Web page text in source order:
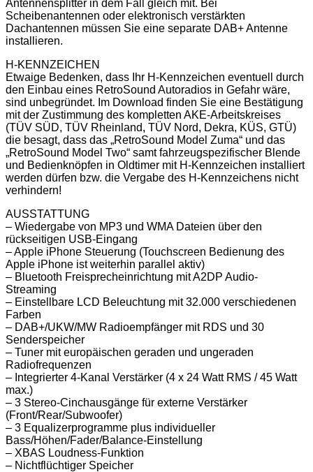
Antennensplitter in dem Fall gleich mit. Bei
Scheibenantennen oder elektronisch verstärkten
Dachantennen müssen Sie eine separate DAB+ Antenne
installieren.
H-KENNZEICHEN
Etwaige Bedenken, dass Ihr H-Kennzeichen eventuell durch
den Einbau eines RetroSound Autoradios in Gefahr wäre,
sind unbegründet. Im Download finden Sie eine Bestätigung
mit der Zustimmung des kompletten AKE-Arbeitskreises
(TÜV SÜD, TÜV Rheinland, TÜV Nord, Dekra, KÜS, GTÜ)
die besagt, dass das „RetroSound Model Zuma“ und das
„RetroSound Model Two“ samt fahrzeugspezifischer Blende
und Bedienknöpfen in Oldtimer mit H-Kennzeichen installiert
werden dürfen bzw. die Vergabe des H-Kennzeichens nicht
verhindern!
AUSSTATTUNG
– Wiedergabe von MP3 und WMA Dateien über den
rückseitigen USB-Eingang
– Apple iPhone Steuerung (Touchscreen Bedienung des
Apple iPhone ist weiterhin parallel aktiv)
– Bluetooth Freisprecheinrichtung mit A2DP Audio-
Streaming
– Einstellbare LCD Beleuchtung mit 32.000 verschiedenen
Farben
– DAB+/UKW/MW Radioempfänger mit RDS und 30
Senderspeicher
– Tuner mit europäischen geraden und ungeraden
Radiofrequenzen
– Integrierter 4-Kanal Verstärker (4 x 24 Watt RMS / 45 Watt
max.)
– 3 Stereo-Cinchausgänge für externe Verstärker
(Front/Rear/Subwoofer)
– 3 Equalizerprogramme plus individueller
Bass/Höhen/Fader/Balance-Einstellung
– XBAS Loudness-Funktion
– Nichtflüchtiger Speicher